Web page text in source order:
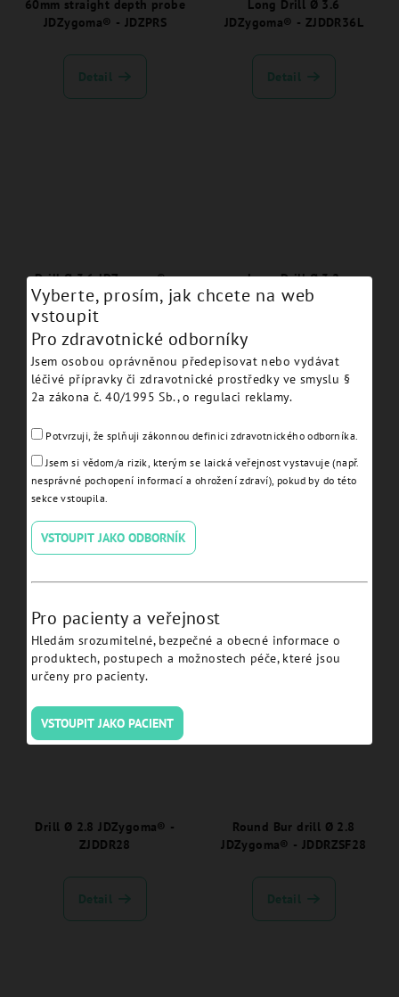
60mm straight depth probe
JDZygoma® - JDZPRS
Detail
Long Drill Ø 3.6
JDZygoma® - ZJDDR36L
Detail
Drill Ø 3.6 JDZygoma® -
ZJDDR36
Detail
Long Drill Ø 3.2
JDZygoma® - ZJDDR32L
Drill Ø 3.2 JDZygoma® -
Detail
Drill Ø 2.8 JDZygoma® -
ZJDDR28
Detail
Round Bur drill Ø 2.8
JDZygoma® - JDDRZSF28
Detail
Vyberte, prosím, jak chcete na web
vstoupit
Pro zdravotnické odborníky
Jsem osobou oprávněnou předepisovat nebo vydávat
léčivé přípravky či zdravotnické prostředky ve smyslu §
2a zákona č. 40/1995 Sb., o regulaci reklamy.
Potvrzuji, že splňuji zákonnou definici zdravotnického odborníka.
Jsem si vědom/a rizik, kterým se laická veřejnost vystavuje (např.
nesprávné pochopení informací a ohrožení zdraví), pokud by do této
sekce vstoupila.
VSTOUPIT JAKO ODBORNÍK
Pro pacienty a veřejnost
Hledám srozumitelné, bezpečné a obecné informace o
produktech, postupech a možnostech péče, které jsou
určeny pro pacienty.
VSTOUPIT JAKO PACIENT